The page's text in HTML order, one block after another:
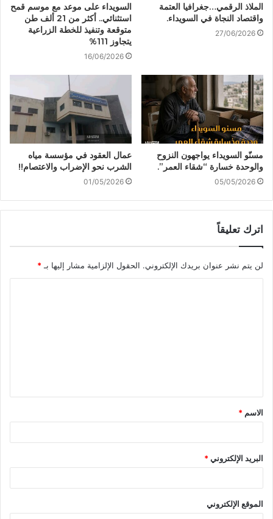
الملاذ الرقمي…جغرافيا العتمة
واقتصاد النجاة في السويداء.
27/06/2026
السويداء على موعد مع موسم قمح
استثنائي.. أكثر من 21 ألف طن
متوقعة وتنفيذ للخطة الزراعية
يتجاوز 111%
16/06/2026
مسنّو السويداء يواجهون النزوح
والوحدة خسارة “شقاء العمر”.
05/05/2026
عمال العقود في مؤسسة مياه
الشرب نحو الإضراب والاعتصام!!
01/05/2026
اترك تعليقاً
لن يتم نشر عنوان بريدك الإلكتروني. الحقول الإلزامية مشار إليها بـ *
ق
*
الاسم *
البريد الإلكتروني*
الموقع الإلكتروني